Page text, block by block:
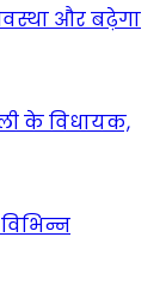
और बढ़ेगा
के विधायक,